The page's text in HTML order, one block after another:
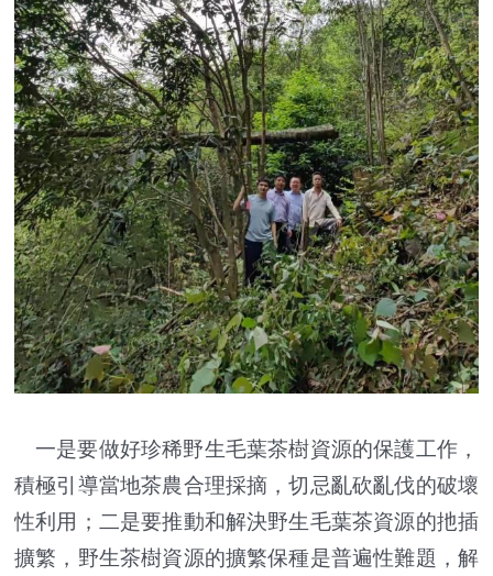
一是要做好珍稀野生毛葉茶樹資源的保護工作，
積極引導當地茶農合理採摘，切忌亂砍亂伐的破壞
性利用；二是要推動和解決野生毛葉茶資源的扡插
擴繁，野生茶樹資源的擴繁保種是普遍性難題，解